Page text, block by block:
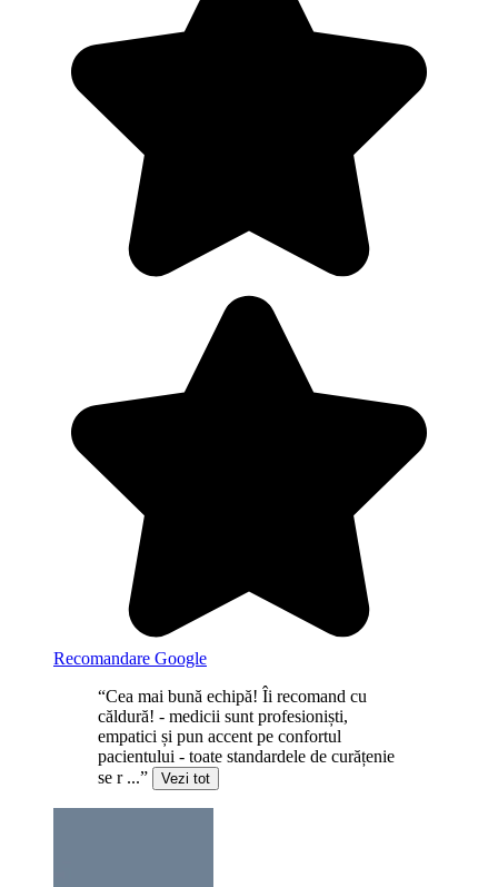
Recomandare Google
“Cea mai bună echipă! Îi recomand cu
căldură! - medicii sunt profesioniști,
empatici și pun accent pe confortul
pacientului - toate standardele de curățenie
se r ...”
Vezi tot